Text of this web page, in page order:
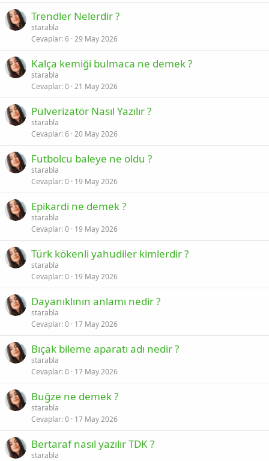
Trendler Nelerdir ?
starabla
Cevaplar 6 29 May 2026
Kalça kemiği bulmaca ne demek ?
starabla
Cevaplar 0 21 May 2026
Pülverizatör Nasıl Yazılır ?
starabla
Cevaplar 6 20 May 2026
Futbolcu baleye ne oldu ?
starabla
Cevaplar 0 19 May 2026
Epikardi ne demek ?
starabla
Cevaplar 0 19 May 2026
Türk kökenli yahudiler kimlerdir ?
starabla
Cevaplar 0 19 May 2026
Dayanıklının anlamı nedir ?
starabla
Cevaplar 0 17 May 2026
Bıçak bileme aparatı adı nedir ?
starabla
Cevaplar 0 17 May 2026
Buğze ne demek ?
starabla
Cevaplar 0 17 May 2026
Bertaraf nasıl yazılır TDK ?
starabla